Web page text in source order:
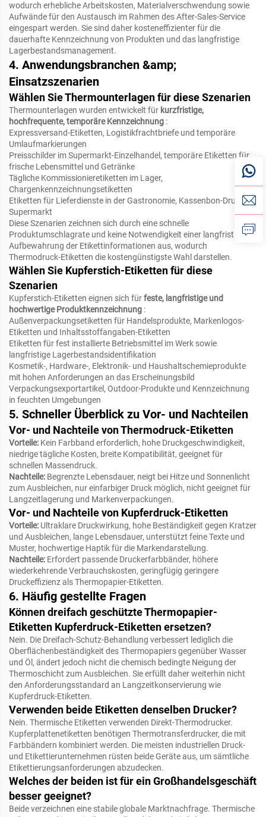
wodurch erhebliche Arbeitskosten, Materialverschwendung sowie
Aufwände für den Austausch im Rahmen des After-Sales-Service
eingespart werden. Sie sind daher kosteneffizienter für die
dauerhafte Kennzeichnung von Produkten und das langfristige
Lagerbestandsmanagement.
4. Anwendungsbranchen &amp;
Einsatzszenarien
Wählen Sie Thermounterlagen für diese Szenarien
Thermounterlagen wurden entwickelt für kurzfristige,
hochfrequente, temporäre Kennzeichnung :
Expressversand-Etiketten, Logistikfrachtbriefe und temporäre
Umlaufmarkierungen
Preisschilder im Supermarkt-Einzelhandel, temporäre Etiketten für
frische Lebensmittel und Getränke
Tägliche Kommissionieretiketten im Lager,
Chargenkennzeichnungsetiketten
Etiketten für Lieferdienste in der Gastronomie, Kassenbon-Druck im
Supermarkt
Diese Szenarien zeichnen sich durch eine schnelle
Produktumschlagrate und keine Notwendigkeit einer langfristigen
Aufbewahrung der Etikettinformationen aus, wodurch
Thermodruck-Etiketten die kostengünstigste Wahl darstellen.
Wählen Sie Kupferstich-Etiketten für diese
Szenarien
Kupferstich-Etiketten eignen sich fürfeste, langfristige und
hochwertige Produktkennzeichnung :
Außenverpackungsetiketten für Handelsprodukte, Markenlogos-
Etiketten und Inhaltsstoffangaben-Etiketten
Etiketten für fest installierte Betriebsmittel im Werk sowie
langfristige Lagerbestandsidentifikation
Kosmetik-, Hardware-, Elektronik- und Haushaltschemieprodukte
mit hohen Anforderungen an das Erscheinungsbild
Verpackungsexportartikel, Outdoor-Produkte und Kennzeichnung
in feuchten Umgebungen
5. Schneller Überblick zu Vor- und Nachteilen
Vor- und Nachteile von Thermodruck-Etiketten
Vorteile: Kein Farbband erforderlich, hohe Druckgeschwindigkeit,
niedrige tägliche Kosten, breite Kompatibilität, geeignet für
schnellen Massendruck.
Nachteile: Begrenzte Lebensdauer, neigt bei Hitze und Sonnenlicht
zum Ausbleichen, nur einfarbiger Druck möglich, nicht geeignet für
Langzeitlagerung und Markenverpackungen.
Vor- und Nachteile von Kupferdruck-Etiketten
Vorteile: Ultraklare Druckwirkung, hohe Beständigkeit gegen Kratzer
und Ausbleichen, lange Lebensdauer, unterstützt feine Texte und
Muster, hochwertige Haptik für die Markendarstellung.
Nachteile: Erfordert passende Druckerfarbbänder, höhere
wiederkehrende Verbrauchskosten, geringfügig geringere
Druckeffizienz als Thermopapier-Etiketten.
6. Häufig gestellte Fragen
Können dreifach geschützte Thermopapier-
Etiketten Kupferdruck-Etiketten ersetzen?
Nein. Die Dreifach-Schutz-Behandlung verbessert lediglich die
Oberflächenbeständigkeit des Thermopapiers gegenüber Wasser
und Öl, ändert jedoch nicht die chemisch bedingte Neigung der
Thermoschicht zum Ausbleichen. Sie erfüllt daher weiterhin nicht
den Anforderungsstandard an Langzeitkonservierung wie
Kupferdruck-Etiketten.
Verwenden beide Etiketten denselben Drucker?
Nein. Thermische Etiketten verwenden Direkt-Thermodrucker.
Kupferplattenetiketten benötigen Thermotransferdrucker, die mit
Farbbändern kombiniert werden. Die meisten industriellen Druck-
und Etikettierunternehmen rüsten beide Geräte aus, um sämtliche
Etikettierungsanforderungen abzudecken.
Welches der beiden ist für ein Großhandelsgeschäft
besser geeignet?
Beide verzeichnen eine stabile globale Marktnachfrage. Thermische